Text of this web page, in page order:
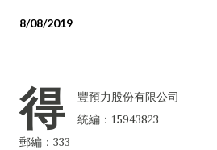
8/08/2019
得
豐預力股份有限公司
統編：15943823
郵編：333